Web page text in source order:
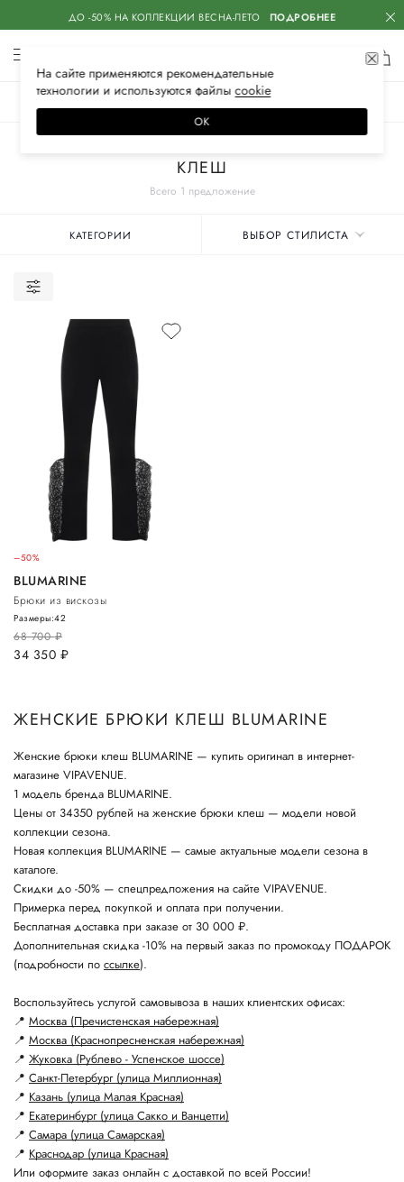
ДО -50% НА КОЛЛЕКЦИИ ВЕСНА-ЛЕТО ПОДРОБНЕЕ
Всего 1 предложение
КЛЕШ
КАТЕГОРИИ ВЫБОР СТИЛИСТА
–50%
BLUMARINE
Брюки из вискозы
68 700руб.
34 350 руб.
Размеры:42
ЖЕНСКИЕ БРЮКИ КЛЕШ BLUMARINE
Женские брюки клеш BLUMARINE — купить оригинал в интернет-
магазине VIPAVENUE.
1 модель бренда BLUMARINE.
Цены от 34350 рублей на женские брюки клеш — модели новой
коллекции сезона.
Новая коллекция BLUMARINE — самые актуальные модели сезона в
каталоге.
Скидки до -50% — спецпредложения на сайте VIPAVENUE.
Примерка перед покупкой и оплата при получении.
Бесплатная доставка при заказе от 30 000 ₽.
Дополнительная скидка -10% на первый заказ по промокоду ПОДАРОК
(подробности по ссылке).
Воспользуйтесь услугой самовывоза в наших клиентских офисах:
📍 Москва (Пречистенская набережная)
📍 Москва (Краснопресненская набережная)
📍 Жуковка (Рублево - Успенское шоссе)
📍 Санкт-Петербург (улица Миллионная)
📍 Казань (улица Малая Красная)
📍 Екатеринбург (улица Сакко и Ванцетти)
📍 Самара (улица Самарская)
📍 Краснодар (улица Красная)
Или оформите заказ онлайн с доставкой по всей России!
На сайте применяются рекомендательные
технологии и используются файлысооkiе
ОК